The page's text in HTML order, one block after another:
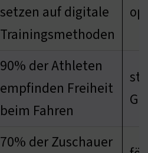
setzen auf digitale
Trainingsmethoden
90% der Athleten
empfinden Freiheit
beim Fahren
70% der Zuschauer